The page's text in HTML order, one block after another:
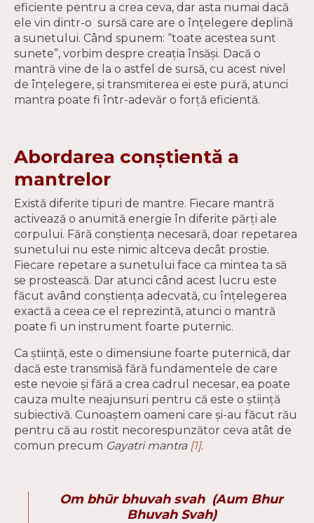
eficiente pentru a crea ceva, dar asta numai dacă
ele vin dintr-o sursă care are o înțelegere deplină
a sunetului. Când spunem: “toate acestea sunt
sunete”, vorbim despre creația însăși. Dacă o
mantră vine de la o astfel de sursă, cu acest nivel
de înțelegere, și transmiterea ei este pură, atunci
mantra poate fi într-adevăr o forță eficientă.
Abordarea conștientă a
mantrelor
Există diferite tipuri de mantre. Fiecare mantră
activează o anumită energie în diferite părți ale
corpului. Fără conștiența necesară, doar repetarea
sunetului nu este nimic altceva decât prostie.
Fiecare repetare a sunetului face ca mintea ta să
se prostească. Dar atunci când acest lucru este
făcut având conștiența adecvată, cu înțelegerea
exactă a ceea ce el reprezintă, atunci o mantră
poate fi un instrument foarte puternic.
Ca știință, este o dimensiune foarte puternică, dar
dacă este transmisă fără fundamentele de care
este nevoie și fără a crea cadrul necesar, ea poate
cauza multe neajunsuri pentru că este o știință
subiectivă. Cunoaștem oameni care și-au făcut rău
pentru că au rostit necorespunzător ceva atât de
comun precum Gayatri mantra [1].
Om bhūr bhuvah svah (Aum Bhur
Bhuvah Svah)